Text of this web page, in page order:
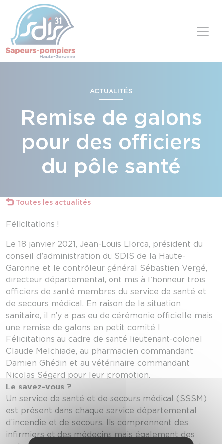
ACTUALITÉS
Remise de galons
pour des officiers
du pôle santé
Toutes les actualités
Félicitations !
Le 18 janvier 2021, Jean-Louis Llorca, président du
conseil d’administration du SDIS de la Haute-
Garonne et le contrôleur général Sébastien Vergé,
directeur départemental, ont mis à l’honneur trois
officiers de santé membres du service de santé et
de secours médical. En raison de la situation
sanitaire, il n’y a pas eu de cérémonie officielle mais
une remise de galons en petit comité !
Félicitations au cadre de santé lieutenant-colonel
Claude Melchiade, au pharmacien commandant
Damien Ghédin et au vétérinaire commandant
Nicolas Ségard pour leur promotion.
Le savez-vous ?
Un service de santé et de secours médical (SSSM)
est présent dans chaque service départemental
d’incendie et de secours. Ils comprennent des
infirmiers et des médecins mais également des
Panneau de gestion des cookies